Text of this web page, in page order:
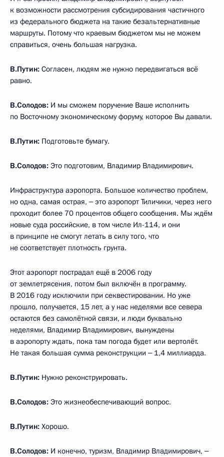
к возможности рассмотрения субсидирования частичного
из федерального бюджета на такие безальтернативные
маршруты. Потому что краевым бюджетом мы не можем
справиться, очень большая нагрузка.
В.Путин: Согласен, людям же нужно передвигаться всё
равно.
В.Солодов: И мы сможем поручение Ваше исполнить
по Восточному экономическому форуму, которое Вы давали.
В.Путин: Подготовьте бумагу.
В.Солодов: Это подготовим, Владимир Владимирович.
Инфраструктура аэропорта. Большое количество проблем,
но одна, самая острая, ‒ это аэропорт Тиличики, через него
проходит более 70 процентов общего сообщения. Мы ждём
новые суда российские, в том числе Ил-114, и они
в принципе не смогут летать в силу того, что
не соответствует плотность грунта.
Этот аэропорт пострадал ещё в 2006 году
от землетрясения, потом был включён в программу.
В 2016 году исключили при секвестировании. Но уже
прошло, получается, 15 лет, а у нас неделями все севера
остаются без самолётной связи, и люди буквально
неделями, Владимир Владимирович, вынуждены
в аэропорту ждать, пока там погода будет или вертолёт.
Не такая большая сумма реконструкции ‒ 1,4 миллиарда.
В.Путин: Нужно реконструировать.
В.Солодов: Это жизнеобеспечивающий вопрос.
В.Путин: Хорошо.
В.Солодов: И конечно, туризм, Владимир Владимирович, ‒